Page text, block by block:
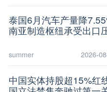
泰国6月汽车产量降
南亚制造枢纽承受出口
summer 2026-
中国实体持股超15%红